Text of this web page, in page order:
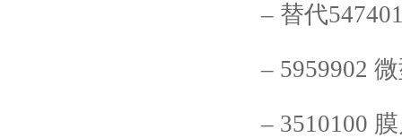
– 替代
– 5959902
– 3510100